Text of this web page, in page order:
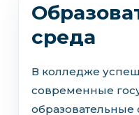
среда
В колледже
современные
образовательные